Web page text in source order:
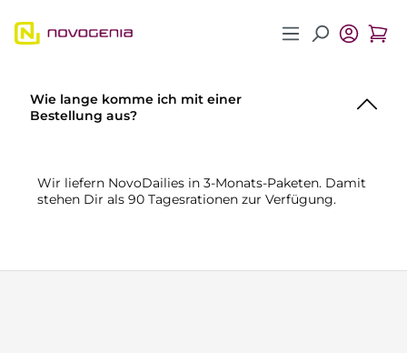
Zum Hauptinhalt springen
Wie lange komme ich mit einer
Bestellung aus?
Wir liefern NovoDailies in 3-Monats-Paketen. Damit
stehen Dir als 90 Tagesrationen zur Verfügung.